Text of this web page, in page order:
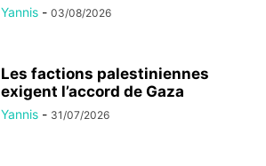
Yannis - 03/08/2026
Les factions palestiniennes
exigent l’accord de Gaza
Yannis - 31/07/2026